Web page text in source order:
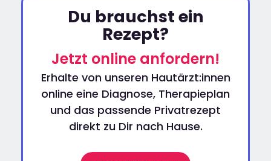
Du brauchst ein
Rezept?
Jetzt online anfordern!
Erhalte von unseren Hautärzt:innen
online eine Diagnose, Therapieplan
und das passende Privatrezept
direkt zu Dir nach Hause.